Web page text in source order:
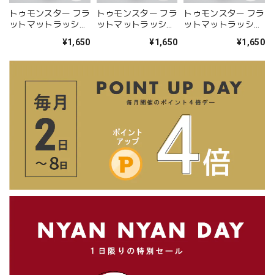
トゥモンスター フラ
ットマットラッシュ
単一6列）- 0.15mm
¥1,650
トゥモンスター フラ
ットマットラッシュ
単一6列）- 0.10mm
¥1,650
トゥモンスター フラ
ットマットラッシュ
単一6列）- 0.15mm
¥1,650